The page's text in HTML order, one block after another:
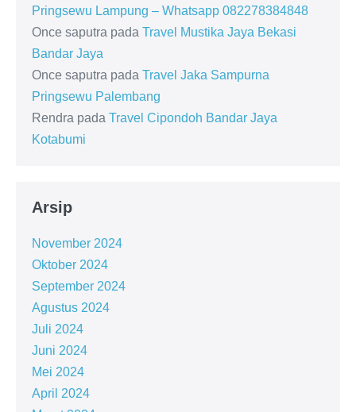
Pringsewu Lampung – Whatsapp 082278384848
Once saputra pada Travel Mustika Jaya Bekasi
Bandar Jaya
Once saputra pada Travel Jaka Sampurna
Pringsewu Palembang
Rendra pada Travel Cipondoh Bandar Jaya
Kotabumi
Arsip
November 2024
Oktober 2024
September 2024
Agustus 2024
Juli 2024
Juni 2024
Mei 2024
April 2024